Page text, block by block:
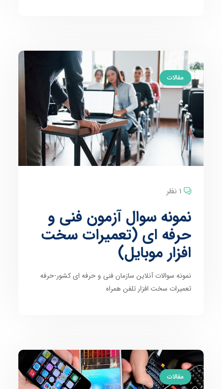
مقالات
1 نظر
نمونه سوال آزمون فنی و
حرفه ای (تعمیرات سخت
افزار موبایل)
نمونه سوالات آنلاین سازمان فنی و حرفه ای کشور-حرفه
تعمیرات سخت افزار تلفن همراه
مقالات